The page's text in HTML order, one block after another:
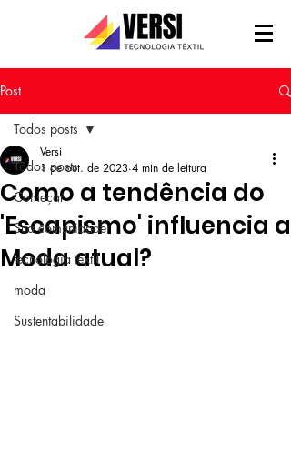
Post
Todos posts
Começar
Sua comunidade
tecnologia têxtil
moda
Sustentabilidade
Todos posts
Como a tendência do
'Escapismo' influencia a
Moda atual?
Versi
1 de out. de 2023 4 min de leitura